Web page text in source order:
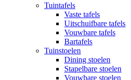
Tuintafels
Vaste tafels
Uitschuifbare tafels
Vouwbare tafels
Bartafels
Tuinstoelen
Dining stoelen
Stapelbare stoelen
Vouwbare stoelen